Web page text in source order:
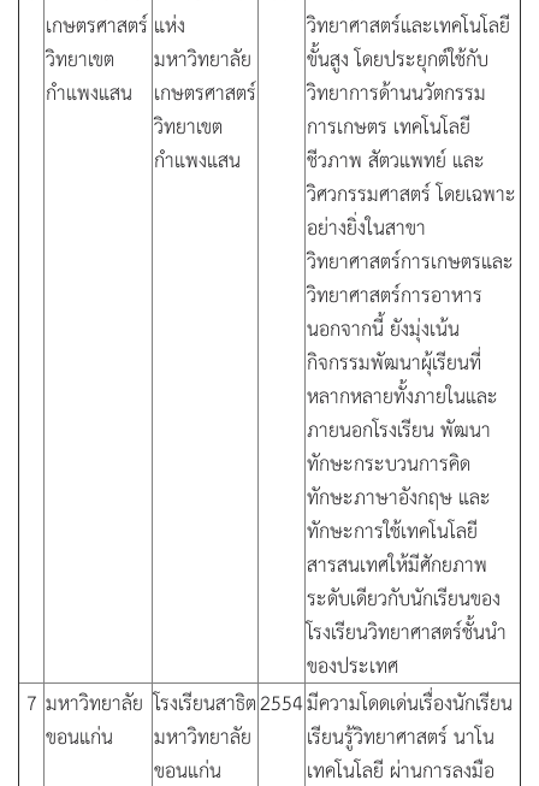
เกษตรศาสตร์
วิทยาเขต
กำแพงแสน
แห่ง
มหาวิทยาลัย
เกษตรศาสตร์
วิทยาเขต
กำแพงแสน
วิทยาศาสตร์และเทคโนโลยี
ขั้นสูง โดยประยุกต์ใช้กับ
วิทยาการด้านนวัตกรรม
การเกษตร เทคโนโลยี
ชีวภาพ สัตวแพทย์ และ
วิศวกรรมศาสตร์ โดยเฉพาะ
อย่างยิ่งในสาขา
วิทยาศาสตร์การเกษตรและ
วิทยาศาสตร์การอาหาร
นอกจากนี้ ยังมุ่งเน้น
กิจกรรมพัฒนาผุ้เรียนที่
หลากหลายทั้งภายในและ
ภายนอกโรงเรียน พัฒนา
ทักษะกระบวนการคิด
ทักษะภาษาอังกฤษ และ
ทักษะการใช้เทคโนโลยี
สารสนเทศให้มีศักยภาพ
ระดับเดียวกับนักเรียนของ
โรงเรียนวิทยาศาสตร์ชั้นนำ
ของประเทศ
7 มหาวิทยาลัย
ขอนแก่น
โรงเรียนสาธิต
มหาวิทยาลัย
ขอนแก่น
2554มีความโดดเด่นเรื่องนักเรียน
เรียนรู้วิทยาศาสตร์ นาโน
เทคโนโลยี ผ่านการลงมือ